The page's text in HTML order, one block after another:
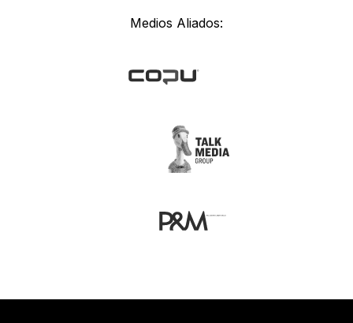
Medios Aliados: